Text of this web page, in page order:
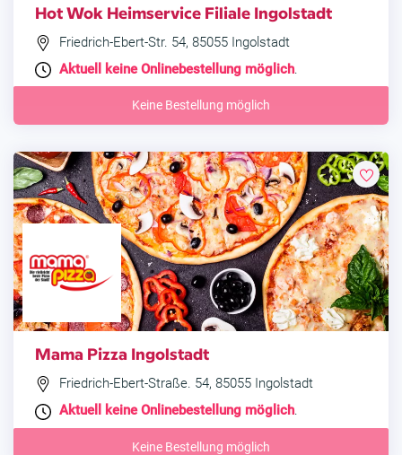
Hot Wok Heimservice Filiale Ingolstadt
Friedrich-Ebert-Str. 54, 85055 Ingolstadt
Aktuell keine Onlinebestellung möglich.
Keine Bestellung möglich
Mama Pizza Ingolstadt
Friedrich-Ebert-Straße. 54, 85055 Ingolstadt
Aktuell keine Onlinebestellung möglich.
Keine Bestellung möglich